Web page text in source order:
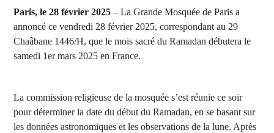
Paris, le 28 février 2025 – La Grande Mosquée de Paris a
annoncé ce vendredi 28 février 2025, correspondant au 29
Chaâbane 1446/H, que le mois sacré du Ramadan débutera le
samedi 1er mars 2025 en France.
La commission religieuse de la mosquée s’est réunie ce soir
pour déterminer la date du début du Ramadan, en se basant sur
les données astronomiques et les observations de la lune. Après